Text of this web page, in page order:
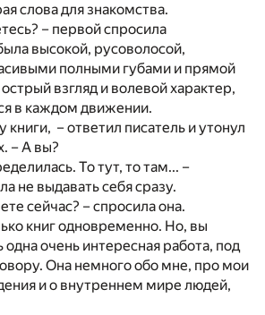
слова для знакомства.
– первой спросила
высокой, русоволосой,
полными губами и прямой
взгляд и волевой характер,
в каждом движении.
книги, – ответил писатель и утонул
– А вы?
То тут, то там... –
не выдавать себя сразу.
сейчас? – спросила она.
книг одновременно. Но, вы
одна очень интересная работа, под
Она немного обо мне, про мои
и о внутреннем мире людей,